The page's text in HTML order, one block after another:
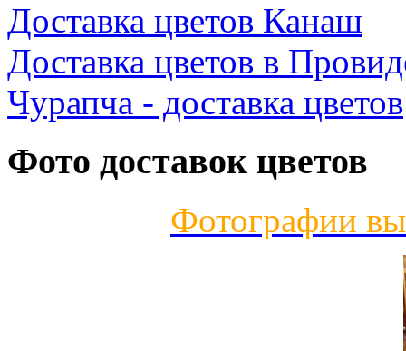
Доставка цветов Канаш
Доставка цветов в
Чурапча - доставка цветов
Фото доставок цветов
Фотографии